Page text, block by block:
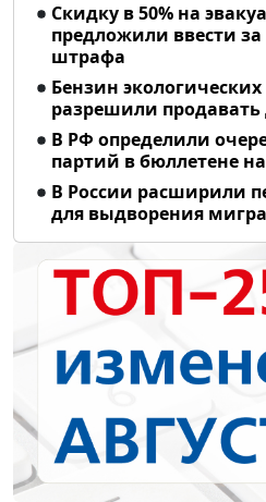
Скидку в 50% на
предложили ввести
штрафа
Бензин
разрешили продавать
В РФ определили
партий в бюллетене
В России расширили
для выдворения